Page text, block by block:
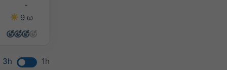
-
9 ω
3h 1h